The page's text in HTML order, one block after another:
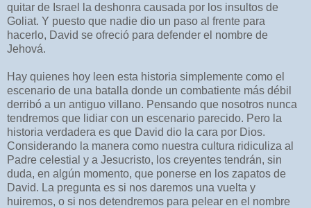
quitar de Israel la deshonra causada por los insultos de
Goliat. Y puesto que nadie dio un paso al frente para
hacerlo, David se ofreció para defender el nombre de
Jehová.
Hay quienes hoy leen esta historia simplemente como el
escenario de una batalla donde un combatiente más débil
derribó a un antiguo villano. Pensando que nosotros nunca
tendremos que lidiar con un escenario parecido. Pero la
historia verdadera es que David dio la cara por Dios.
Considerando la manera como nuestra cultura ridiculiza al
Padre celestial y a Jesucristo, los creyentes tendrán, sin
duda, en algún momento, que ponerse en los zapatos de
David. La pregunta es si nos daremos una vuelta y
huiremos, o si nos detendremos para pelear en el nombre